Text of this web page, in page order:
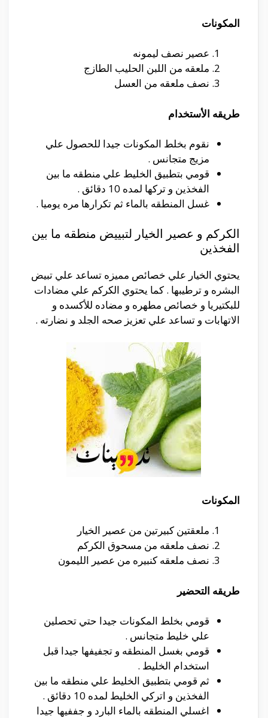
المكونات
عصير نصف ليمونه
ملعقه من اللبن الحليب الطازج
نصف ملعقه من العسل
طريقه الأستخدام
نقوم بخلط المكونات جيدا للحصول علي
مزيج متجانس .
قومي بتطبيق الخليط علي منطقه ما بين
الفخذين و تركها لمده 10 دقائق .
غسل المنطقه بالماء ثم تكرارها مره يوميا .
الكركم و عصير الخيار لتبييض منطقه ما بين
الفخذين
يحتوي الخيار علي خصائص مميزه تساعد علي تبيض
البشره و ترطيبها . كما يحتوي الكركم علي مضادات
للبكتيريا و خصائص مطهره و مضاده للأكسده و
الاتهابات و تساعد علي تعزيز صحه الجلد و نضارته .
المكونات
ملعقتين كبيرتين من عصير الخيار
نصف ملعقه من مسحوق الكركم
نصف ملعقه كنبيره من عصير الليمون
طريقه التحضير
قومي بخلط المكونات جيدا حتي تحصلين
علي خليط متجانس .
قومي بغسل المنطقه و تجفيفها جيدا قبل
استخدام الخليط .
ثم قومي بتطبيق الخليط علي منطقه ما بين
الفخذين و اتركي الخليط لمده 10 دقائق .
اغسلي المنطقه بالماء البارد و جففيها جيدا